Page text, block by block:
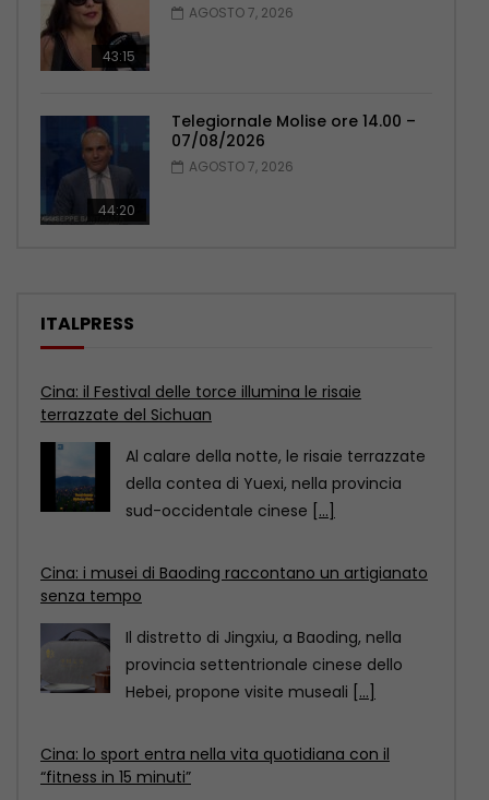
43:15
AGOSTO 7, 2026
44:20
Telegiornale Molise ore 14.00 –
07/08/2026
AGOSTO 7, 2026
ITALPRESS
Cina: i musei di Baoding raccontano un artigianato
senza tempo
Il distretto di Jingxiu, a Baoding, nella
provincia settentrionale cinese dello
Hebei, propone visite museali
Cina: lo sport entra nella vita quotidiana con il
“fitness in 15 minuti”
In occasione della 18esima Giornata
nazionale del fitness in Cina, scoprite
come il “circuito del[...]
Cina: il Festival delle torce illumina le risaie
terrazzate del Sichuan